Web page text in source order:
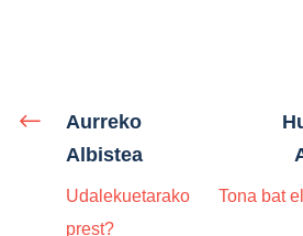
Aurreko
Albistea
Udalekuetarako
prest?
Tona bat